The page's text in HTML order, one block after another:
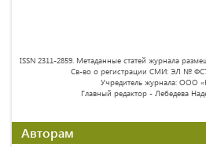
ISSN 2311-2859. Метаданные статей журнала
Св-во о регистрации СМИ: ЭЛ №
Учредитель журнала: ООО
Главный редактор - Лебедева
Авторам